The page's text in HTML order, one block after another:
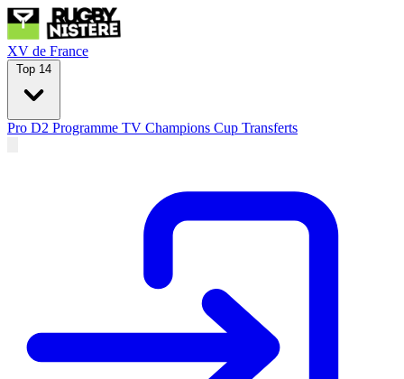
XV de France
Top 14
Pro D2 Programme TV Champions Cup Transferts